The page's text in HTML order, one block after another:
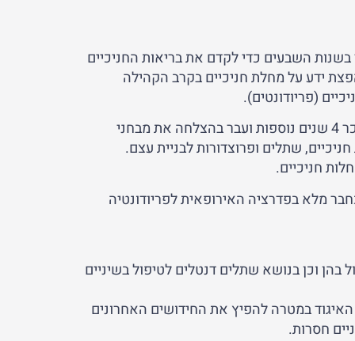
בשנות השבעים כדי לקדם את בריאות החניכיים
ידע על מחלת חניכיים בקרב הקהילה
(פריודונטים).
מומחה למחלות חניכיים (פריודונט) הינו אדם שלמד במוסד אקדמאי מוכר 4 שנים נוספות ועבר בהצלחה את מבחני
שתלים ופרוצדורות לבניית עצם.
חניכיים.
כחבר מלא בפדרציה האירופאית לפריודונטיה
וכן בנושא שתלים דנטלים לטיפול בשיניים
האיגוד במטרה להפיץ את החידושים האחרונים
חסרות.